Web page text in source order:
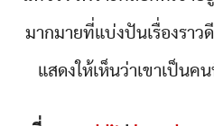
มากมายที่แบ่งปันเรื่องรา
แสดงให้เห็นว่าเขาเป็น